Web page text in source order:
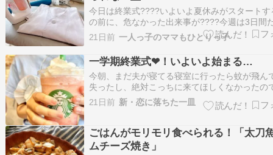
今日は終業式????いよいよ夏休みがスタート
の前に、危なかった出来事が????今週は3日間
食当番だった娘。夜、寝る直前になって「白衣
ロンかけてない！！????」と思い出しました（
起きて真っ先にアイロンがけ。これで心置きな
みに突入できます????午…
21日前 一人っ子のママもひとりっ子
一学期終業式❤︎！いよいよ始まる…
今朝、まだ夫が寝てる寝室に行ったら蚊が飛ん
失ったし、絶対こっちに来てほしくなかったの
のドア閉めて閉じ込めました。セーフですーー
❤︎←日曜日に受けた公開テストの結果が返って
月怖すぎるけどここは素直に喜ばせてそ…
21日前 新・恋に落ちた一皿
ごはんがモリモリ食べられる！「太刀
ムチーズ焼き」